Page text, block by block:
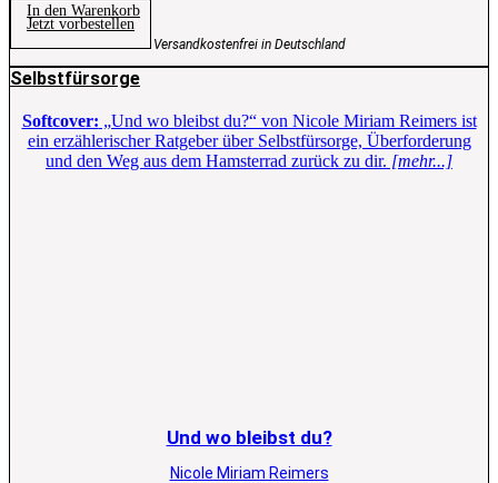
Jetzt vorbestellen
In den Warenkorb
Versandkostenfrei in Deutschland
Selbstfürsorge
Softcover: „Und wo bleibst du?“ von Nicole Miriam Reimers ist
ein erzählerischer Ratgeber über Selbstfürsorge, Überforderung
und den Weg aus dem Hamsterrad zurück zu dir. [mehr...]
Und wo bleibst du?
Nicole Miriam Reimers